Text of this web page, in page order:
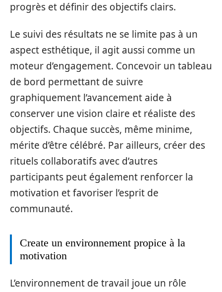
progrès et définir des objectifs clairs.
Le suivi des résultats ne se limite pas à un
aspect esthétique, il agit aussi comme un
moteur d’engagement. Concevoir un tableau
de bord permettant de suivre
graphiquement l’avancement aide à
conserver une vision claire et réaliste des
objectifs. Chaque succès, même minime,
mérite d’être célébré. Par ailleurs, créer des
rituels collaboratifs avec d’autres
participants peut également renforcer la
motivation et favoriser l’esprit de
communauté.
Create un environnement propice à la
motivation
L’environnement de travail joue un rôle